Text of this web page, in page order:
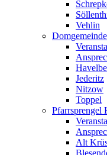
Vehlin
Jederitz
Nitzow
Toppel
Pfarrsprengel
Alt